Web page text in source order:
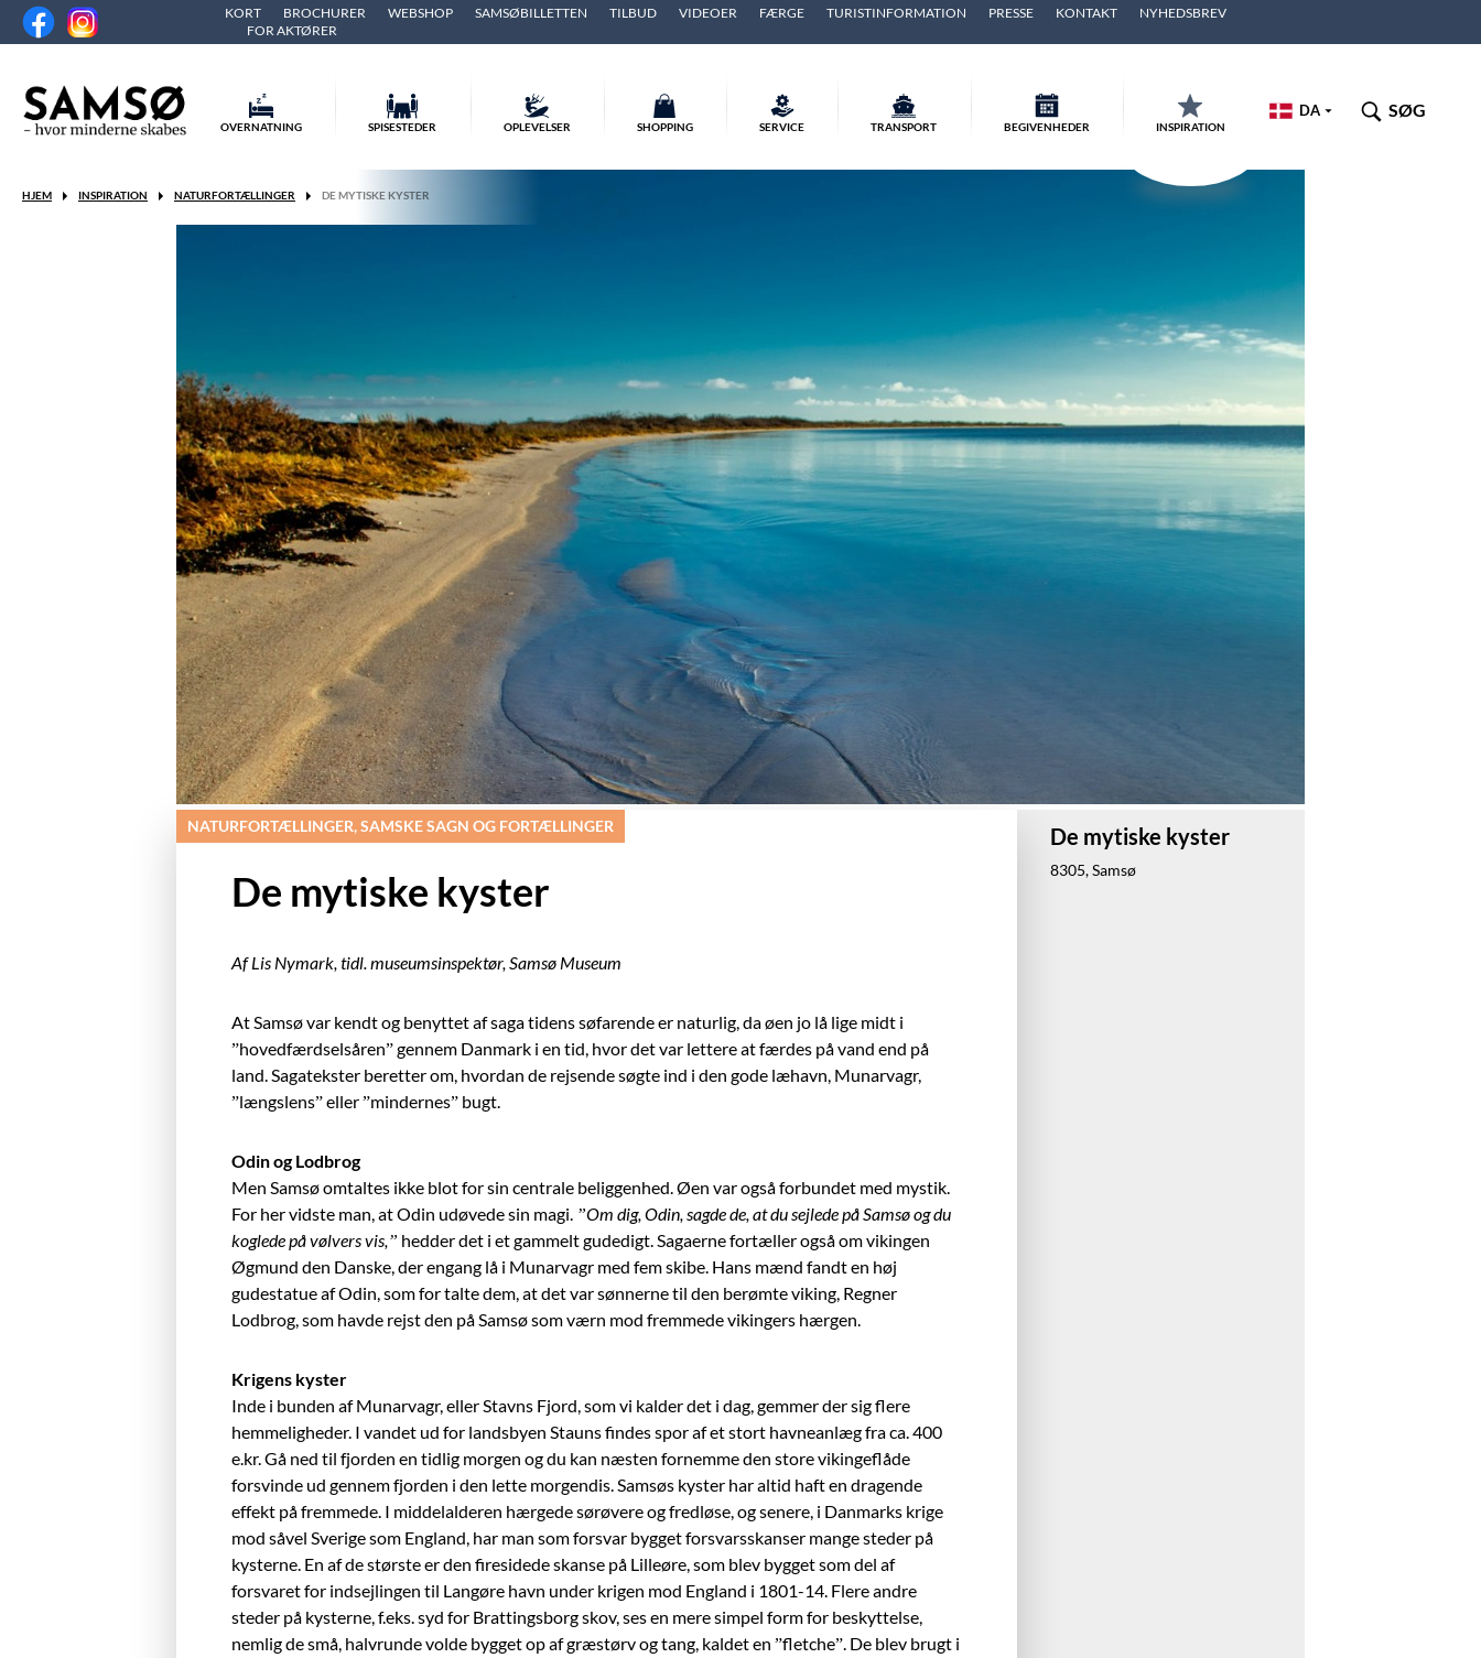
KORT BROCHURER WEBSHOP SAMSØBILLETTEN TILBUD VIDEOER FÆRGE TURISTINFORMATION PRESSE KONTAKT
NYHEDSBREV
FOR AKTØRER
DA SØG
OVERNATNING SPISESTEDER OPLEVELSER SHOPPING SERVICE TRANSPORT BEGIVENHEDER INSPIRATION
HJEM INSPIRATION NATURFORTÆLLINGER DE MYTISKE KYSTER
NATURFORTÆLLINGER, SAMSKE SAGN OG FORTÆLLINGER
De mytiske kyster
Af Lis Nymark, tidl. museumsinspektør, Samsø Museum
At Samsø var kendt og benyttet af saga tidens søfarende er naturlig, da øen jo lå lige midt i
”hovedfærdselsåren” gennem Danmark i en tid, hvor det var lettere at færdes på vand end på
land. Sagatekster beretter om, hvordan de rejsende søgte ind i den gode læhavn, Munarvagr,
”længslens” eller ”mindernes” bugt.
Odin og Lodbrog
Men Samsø omtaltes ikke blot for sin centrale beliggenhed. Øen var også forbundet med mystik.
For her vidste man, at Odin udøvede sin magi. ”Om dig, Odin, sagde de, at du sejlede på Samsø og du
koglede på vølvers vis,” hedder det i et gammelt gudedigt. Sagaerne fortæller også om vikingen
Øgmund den Danske, der engang lå i Munarvagr med fem skibe. Hans mænd fandt en høj
gudestatue af Odin, som for talte dem, at det var sønnerne til den berømte viking, Regner
Lodbrog, som havde rejst den på Samsø som værn mod fremmede vikingers hærgen.
Krigens kyster
Inde i bunden af Munarvagr, eller Stavns Fjord, som vi kalder det i dag, gemmer der sig flere
hemmeligheder. I vandet ud for landsbyen Stauns findes spor af et stort havneanlæg fra ca. 400
e.kr. Gå ned til fjorden en tidlig morgen og du kan næsten fornemme den store vikingeflåde
forsvinde ud gennem fjorden i den lette morgendis. Samsøs kyster har altid haft en dragende
effekt på fremmede. I middelalderen hærgede sørøvere og fredløse, og senere, i Danmarks krige
mod såvel Sverige som England, har man som forsvar bygget forsvarsskanser mange steder på
kysterne. En af de største er den firesidede skanse på Lilleøre, som blev bygget som del af
forsvaret for indsejlingen til Langøre havn under krigen mod England i 1801-14. Flere andre
steder på kysterne, f.eks. syd for Brattingsborg skov, ses en mere simpel form for beskyttelse,
nemlig de små, halvrunde volde bygget op af græstørv og tang, kaldet en ”fletche”. De blev brugt i
De mytiske kyster
8305, Samsø